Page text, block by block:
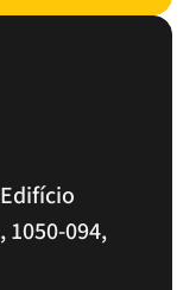
1050-094,